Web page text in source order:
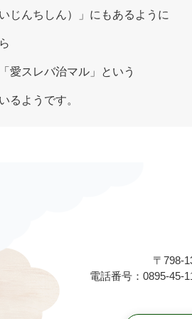
じんちしん）」にもあるように
愛スレバ治マル」という
るようです。
〒798-
電話番号：0895-45-